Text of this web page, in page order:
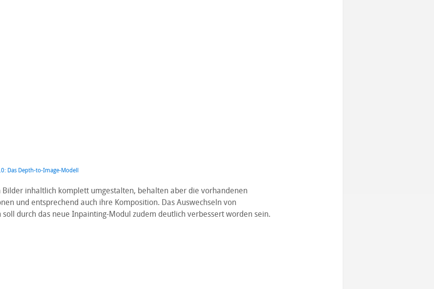
Das Depth-to-Image-Modell
Bilder inhaltlich komplett umgestalten, behalten aber die vorhandenen
und entsprechend auch ihre Komposition. Das Auswechseln von
durch das neue Inpainting-Modul zudem deutlich verbessert worden sein.